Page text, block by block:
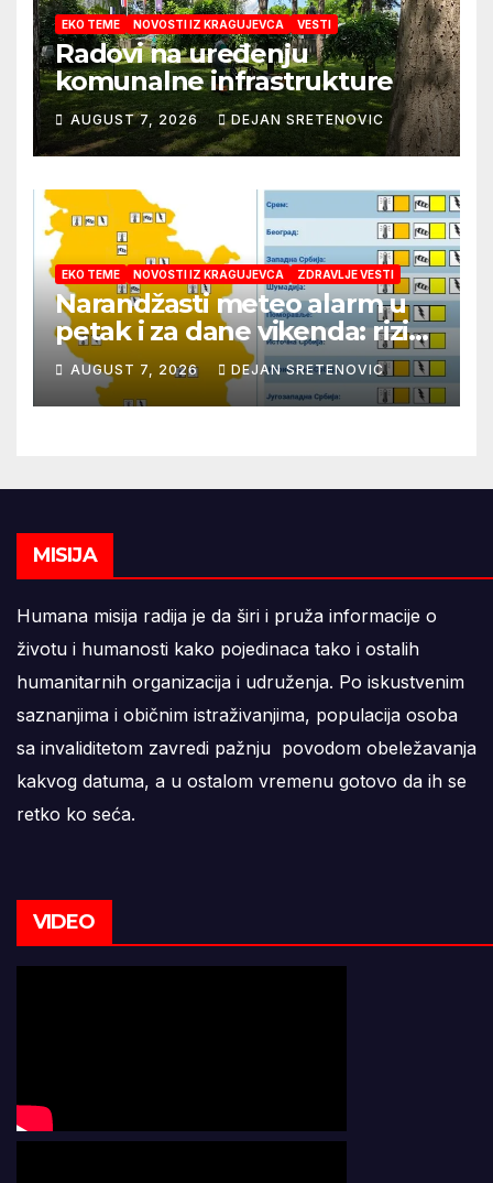
EKO TEME NOVOSTI IZ KRAGUJEVCA VESTI
Radovi na uređenju
komunalne infrastrukture
AUGUST 7, 2026 DEJAN SRETENOVIC
EKO TEME NOVOSTI IZ KRAGUJEVCA ZDRAVLJE VESTI
Narandžasti meteo alarm u
petak i za dane vikenda: rizik
od nastanka i širenja požara
na otvorenom i dalje veoma
visok
AUGUST 7, 2026 DEJAN SRETENOVIC
MISIJA
Humana misija radija je da širi i pruža informacije o
životu i humanosti kako pojedinaca tako i ostalih
humanitarnih organizacija i udruženja. Po iskustvenim
saznanjima i običnim istraživanjima, populacija osoba
sa invaliditetom zavredi pažnju povodom obeležavanja
kakvog datuma, a u ostalom vremenu gotovo da ih se
retko ko seća.
VIDEO